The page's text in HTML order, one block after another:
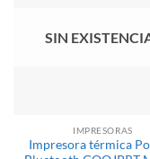
SIN
IMPRESORAS
Impresora térmica